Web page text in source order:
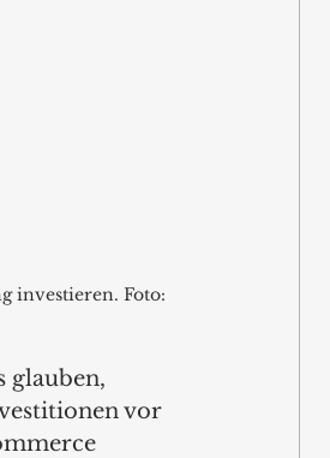
investieren. Foto:
glauben,
vor